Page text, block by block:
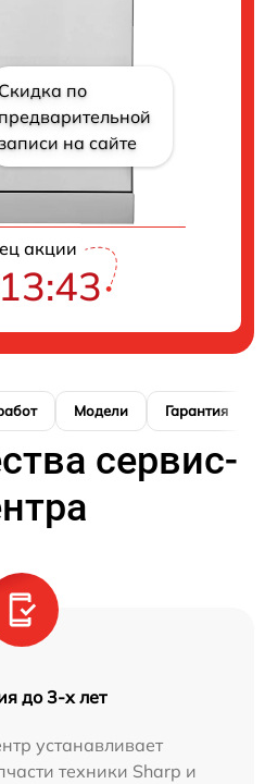
Скидка по
предварительной
на сайте
акции
Модели Гарантия
сервис-
до 3-х лет
устанавливает
техники Sharp и